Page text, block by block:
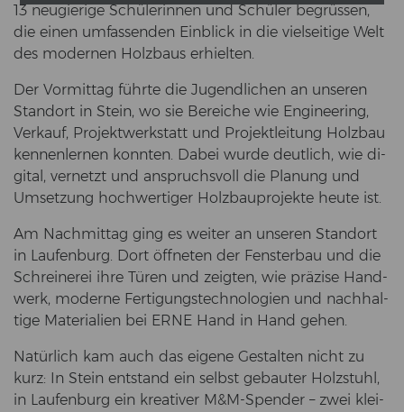
13 neu­gie­ri­ge Schü­le­rin­nen und Schü­ler be­grüs­sen,
die einen um­fas­sen­den Ein­blick in die viel­sei­ti­ge Welt
des mo­der­nen Holz­baus er­hiel­ten.
Der Vor­mit­tag führ­te die Ju­gend­li­chen an un­se­ren
Stand­ort in Stein, wo sie Be­rei­che wie En­gi­nee­ring,
Ver­kauf, Pro­jekt­werk­statt und Pro­jekt­lei­tung Holz­bau
ken­nen­ler­nen konn­ten. Dabei wurde deut­lich, wie di­
gi­tal, ver­netzt und an­spruchs­voll die Pla­nung und
Um­set­zung hoch­wer­ti­ger Holz­bau­pro­jek­te heute ist.
Am Nach­mit­tag ging es wei­ter an un­se­ren Stand­ort
in Lau­fen­burg. Dort öff­ne­ten der Fens­ter­bau und die
Schrei­ne­rei ihre Türen und zeig­ten, wie prä­zi­se Hand­
werk, mo­der­ne Fer­ti­gungs­tech­no­lo­gien und nach­hal­
ti­ge Ma­te­ria­li­en bei ERNE Hand in Hand gehen.
Na­tür­lich kam auch das ei­ge­ne Ge­stal­ten nicht zu
kurz: In Stein ent­stand ein selbst ge­bau­ter Holz­stuhl,
in Lau­fen­burg ein krea­ti­ver M&M-​Spender – zwei klei­